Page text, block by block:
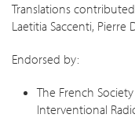
Translations
Laetitia Saccenti, Pierre
Endorsed by:
The French
Interventional